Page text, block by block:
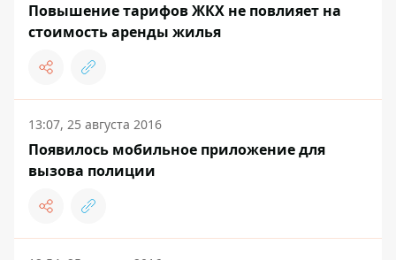
Повышение тарифов ЖКХ не повлияет на
стоимость аренды жилья
13:07, 25 августа 2016
Появилось мобильное приложение для
вызова полиции